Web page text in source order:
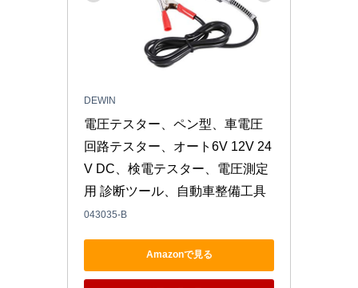
DEWIN
電圧テスター、ペン型、車電圧
回路テスター、オート6V 12V 24
V DC、検電テスター、電圧測定
用 診断ツール、自動車整備工具
043035-B
Amazonで見る